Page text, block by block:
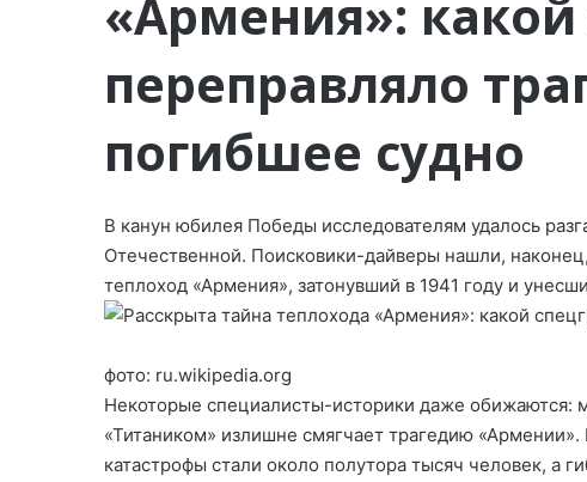
«Армения»: какой
переправляло
погибшее судно
В канун юбилея Победы исследователям удалось
Отечественной. Поисковики-дайверы нашли,
теплоход «Армения», затонувший в 1941 году и
фото: ru.wikipedia.org
Некоторые специалисты-историки даже обижаются:
«Титаником» излишне смягчает трагедию
катастрофы стали около полутора тысяч человек, а